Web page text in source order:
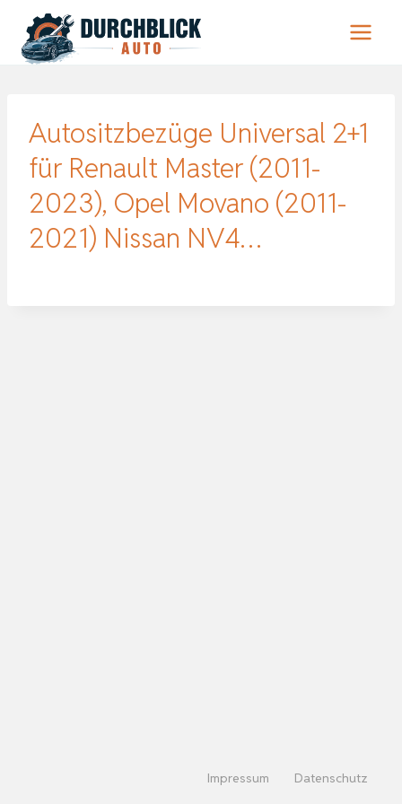
Inhalt
springen
Autositzbezüge Universal 2+1
für Renault Master (2011-
2023), Opel Movano (2011-
2021) Nissan NV4…
Impressum Datenschutz